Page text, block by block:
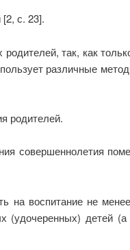
с. 23].
так, как
различные
родителей.
совершеннолетия
на воспитание не
детей (а